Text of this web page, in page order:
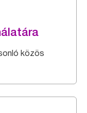
közös